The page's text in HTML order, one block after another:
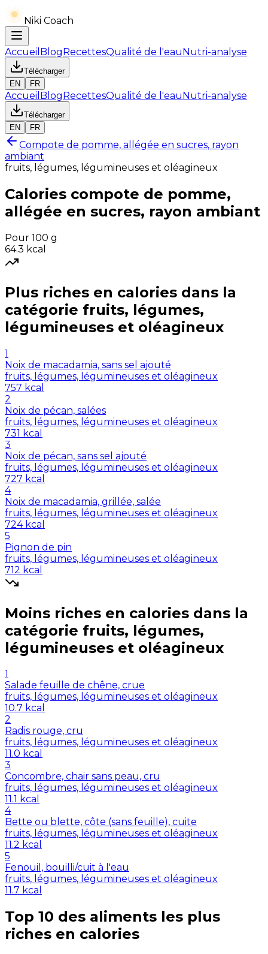
Niki Coach
Accueil BlogRecettesQualité de l'eauNutri-analyse
Télécharger
EN
FR
Accueil BlogRecettesQualité de l'eauNutri-analyse
Télécharger
EN
FR
Compote de pomme, allégée en sucres, rayon
ambiant
fruits, légumes, légumineuses et oléagineux
Calories compote de pomme,
allégée en sucres, rayon ambiant
Pour 100 g
64.3 kcal
Plus riches en calories dans la
catégorie fruits, légumes,
légumineuses et oléagineux
1
Noix de macadamia, sans sel ajouté
fruits, légumes, légumineuses et oléagineux
757 kcal
2
Noix de pécan, salées
fruits, légumes, légumineuses et oléagineux
731 kcal
3
Noix de pécan, sans sel ajouté
fruits, légumes, légumineuses et oléagineux
727 kcal
4
Noix de macadamia, grillée, salée
fruits, légumes, légumineuses et oléagineux
724 kcal
5
Pignon de pin
fruits, légumes, légumineuses et oléagineux
712 kcal
Moins riches en calories dans la
catégorie fruits, légumes,
légumineuses et oléagineux
1
Salade feuille de chêne, crue
fruits, légumes, légumineuses et oléagineux
10.7 kcal
2
Radis rouge, cru
fruits, légumes, légumineuses et oléagineux
11.0 kcal
3
Concombre, chair sans peau, cru
fruits, légumes, légumineuses et oléagineux
11.1 kcal
4
Bette ou blette, côte (sans feuille), cuite
fruits, légumes, légumineuses et oléagineux
11.2 kcal
5
Fenouil, bouilli/cuit à l'eau
fruits, légumes, légumineuses et oléagineux
11.7 kcal
Top 10 des aliments les plus
riches en calories